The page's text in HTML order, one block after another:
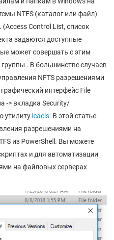
NTFS (каталог или файл)
Control List, список
задаются доступные
может совершать с этим
. В большинстве случаев
NFTS разрешениями
интерфейс File
-> вкладка Security/
утилиту icacls. В этой статье
разрешениями на
из PowerShell. Вы можете
и для автоматизации
на файловых серверах